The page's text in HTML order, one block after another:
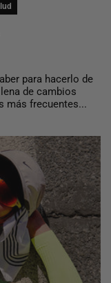
para hacerlo de
de cambios
más frecuentes...